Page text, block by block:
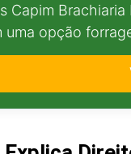
Capim
uma opção